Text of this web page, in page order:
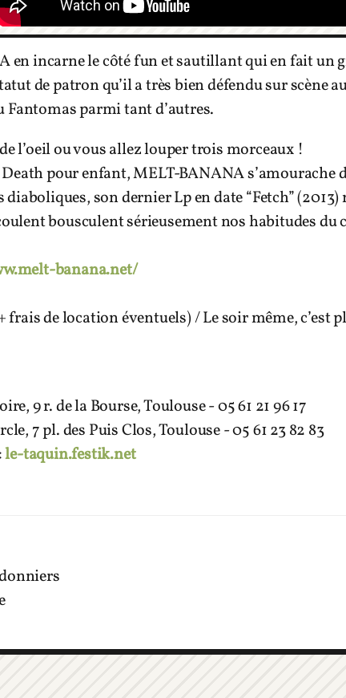
en incarne le côté fun et sautillant qui en fait un
de patron qu’il a très bien défendu sur scène
parmi tant d’autres.
l’oeil ou vous allez louper trois morceaux !
pour enfant, MELT-BANANA s’amourache
son dernier Lp en date “Fetch” (2013)
bousculent sérieusement nos habitudes du
banana.net/
frais de location éventuels) / Le soir même, c’est
9 r. de la Bourse, Toulouse - 05 61 21 96 17
7 pl. des Puis Clos, Toulouse - 05 61 23 82 83
le-taquin.festik.net